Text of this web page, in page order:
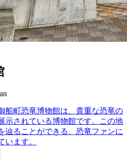
船町恐竜博物館は、貴重な恐竜の
示されている博物館です。この地
辿ることができる、恐竜ファンに
います。